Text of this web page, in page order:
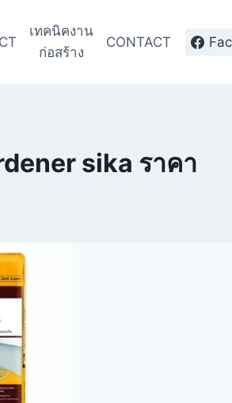
เทคนิคงาน
ก่อสร้าง
CONTACT
sika ราคา